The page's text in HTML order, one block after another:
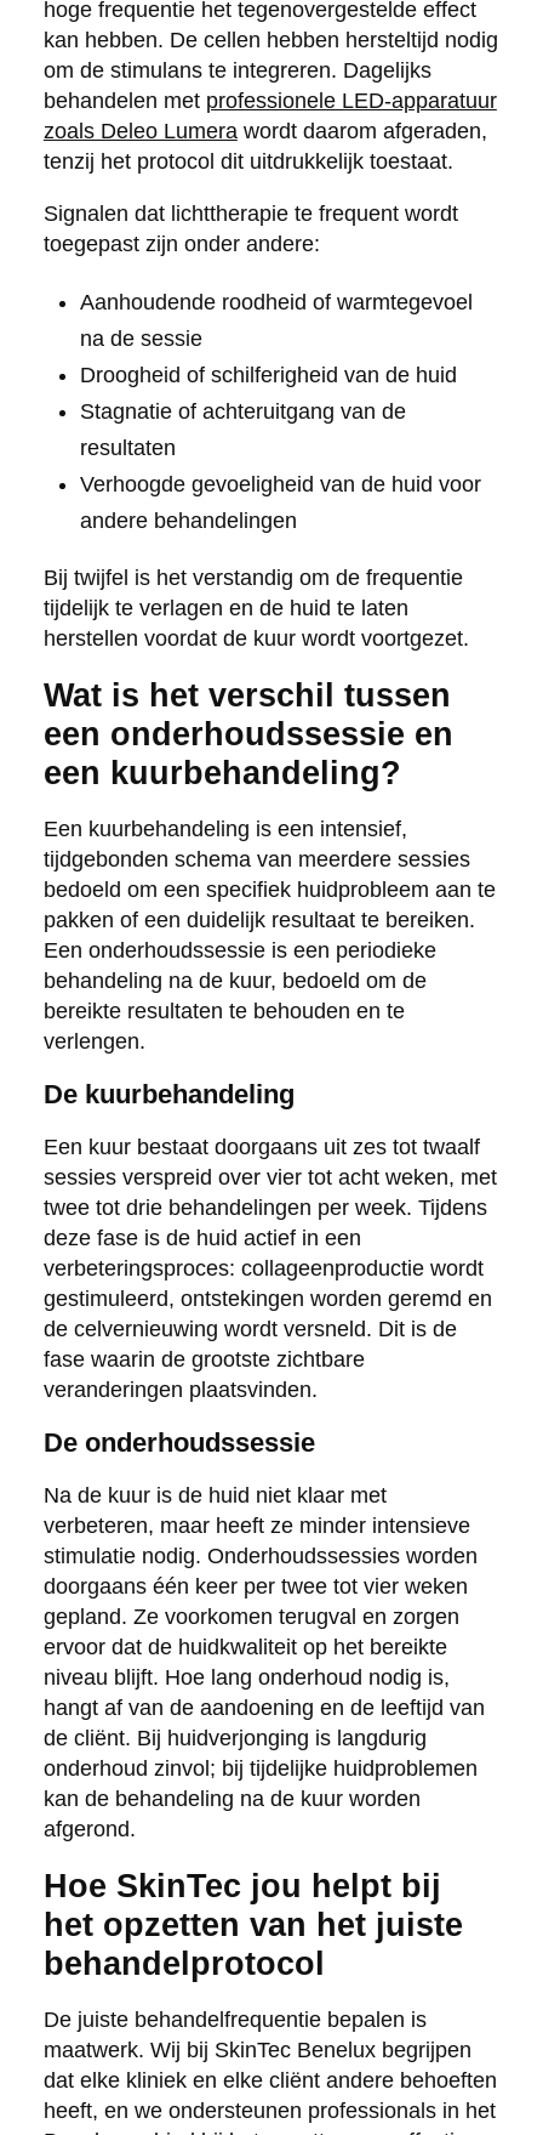
hoge frequentie het tegenovergestelde effect
kan hebben. De cellen hebben hersteltijd nodig
om de stimulans te integreren. Dagelijks
behandelen met professionele LED-apparatuur
zoals Deleo Lumerawordt daarom afgeraden,
tenzij het protocol dit uitdrukkelijk toestaat.
Signalen dat lichttherapie te frequent wordt
toegepast zijn onder andere:
Aanhoudende roodheid of warmtegevoel
na de sessie
Droogheid of schilferigheid van de huid
Stagnatie of achteruitgang van de
resultaten
Verhoogde gevoeligheid van de huid voor
andere behandelingen
Bij twijfel is het verstandig om de frequentie
tijdelijk te verlagen en de huid te laten
herstellen voordat de kuur wordt voortgezet.
Wat is het verschil tussen
een onderhoudssessie en
een kuurbehandeling?
Een kuurbehandeling is een intensief,
tijdgebonden schema van meerdere sessies
bedoeld om een specifiek huidprobleem aan te
pakken of een duidelijk resultaat te bereiken.
Een onderhoudssessie is een periodieke
behandeling na de kuur, bedoeld om de
bereikte resultaten te behouden en te
verlengen.
De kuurbehandeling
Een kuur bestaat doorgaans uit zes tot twaalf
sessies verspreid over vier tot acht weken, met
twee tot drie behandelingen per week. Tijdens
deze fase is de huid actief in een
verbeteringsproces: collageenproductie wordt
gestimuleerd, ontstekingen worden geremd en
de celvernieuwing wordt versneld. Dit is de
fase waarin de grootste zichtbare
veranderingen plaatsvinden.
De onderhoudssessie
Na de kuur is de huid niet klaar met
verbeteren, maar heeft ze minder intensieve
stimulatie nodig. Onderhoudssessies worden
doorgaans één keer per twee tot vier weken
gepland. Ze voorkomen terugval en zorgen
ervoor dat de huidkwaliteit op het bereikte
niveau blijft. Hoe lang onderhoud nodig is,
hangt af van de aandoening en de leeftijd van
de cliënt. Bij huidverjonging is langdurig
onderhoud zinvol; bij tijdelijke huidproblemen
kan de behandeling na de kuur worden
afgerond.
Hoe SkinTec jou helpt bij
het opzetten van het juiste
behandelprotocol
De juiste behandelfrequentie bepalen is
maatwerk. Wij bij SkinTec Benelux begrijpen
dat elke kliniek en elke cliënt andere behoeften
heeft, en we ondersteunen professionals in het